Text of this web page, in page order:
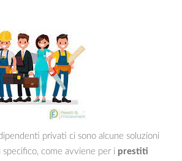
privati ci sono alcune soluzioni
come avviene per i prestiti